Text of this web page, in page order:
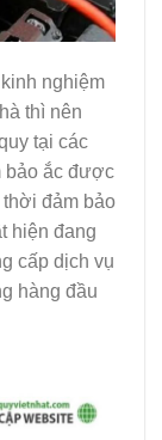
nghiệm
thì nên
tại các
bảo ắc được
đảm bảo
hiện đang
cấp dịch vụ
hàng đầu